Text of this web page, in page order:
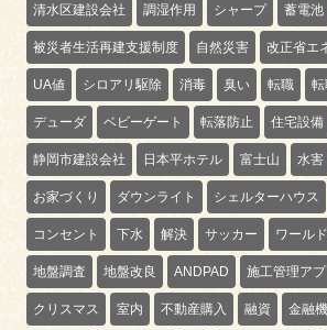
清水区建設会社 調湿作用 シャープ 蓄電池
被災者生活再建支援制度 自然災害 改正省エ
UA値 シロアリ駆除 消毒 臭い 転職
デューダ ベビーゲート 転落防止 住宅設備
静岡市建設会社 日本平ホテル 富士山 水害
お家づくり ダウンライト シェルターハウス
コンセント 下水 解決 サッカー ワール
地盤調査 地盤改良 ANDPAD 施工管理アプ
クリスマス 室内 不動産購入 融資 金融